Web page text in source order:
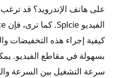
على هاتف الإندرويد؟ قد
كيفية إجراء هذه التخفيضات
بسهولة في مقاطع الفيديو.
سرعة التشغيل بين السرعة